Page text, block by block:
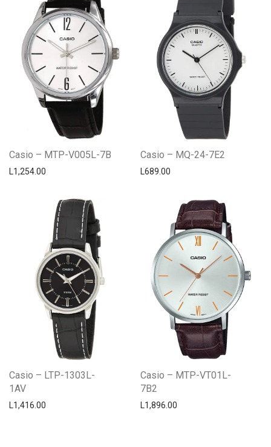
Casio – MTP-V005L-7B
L1,254.00
Casio – MQ-24-7E2
L689.00
Casio – LTP-1303L-
1AV
L1,416.00
Casio – MTP-VT01L-
7B2
L1,896.00